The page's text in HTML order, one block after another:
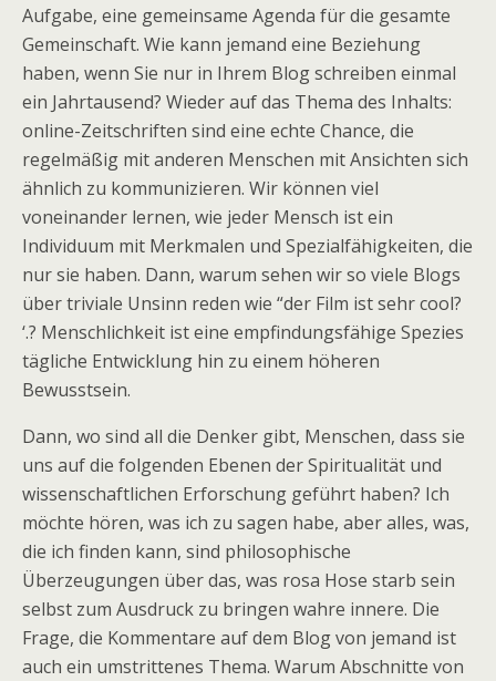
Aufgabe, eine gemeinsame Agenda für die gesamte
Gemeinschaft. Wie kann jemand eine Beziehung
haben, wenn Sie nur in Ihrem Blog schreiben einmal
ein Jahrtausend? Wieder auf das Thema des Inhalts:
online-Zeitschriften sind eine echte Chance, die
regelmäßig mit anderen Menschen mit Ansichten sich
ähnlich zu kommunizieren. Wir können viel
voneinander lernen, wie jeder Mensch ist ein
Individuum mit Merkmalen und Spezialfähigkeiten, die
nur sie haben. Dann, warum sehen wir so viele Blogs
über triviale Unsinn reden wie “der Film ist sehr cool?
‘.? Menschlichkeit ist eine empfindungsfähige Spezies
tägliche Entwicklung hin zu einem höheren
Bewusstsein.
Dann, wo sind all die Denker gibt, Menschen, dass sie
uns auf die folgenden Ebenen der Spiritualität und
wissenschaftlichen Erforschung geführt haben? Ich
möchte hören, was ich zu sagen habe, aber alles, was,
die ich finden kann, sind philosophische
Überzeugungen über das, was rosa Hose starb sein
selbst zum Ausdruck zu bringen wahre innere. Die
Frage, die Kommentare auf dem Blog von jemand ist
auch ein umstrittenes Thema. Warum Abschnitte von